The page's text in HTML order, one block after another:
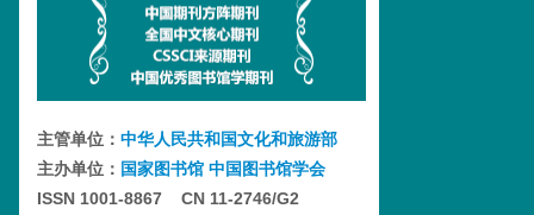
主管单位： 中华人民共和国文化和旅游部
主办单位： 国家图书馆 中国图书馆学会
ISSN 1001-8867 CN 11-2746/G2